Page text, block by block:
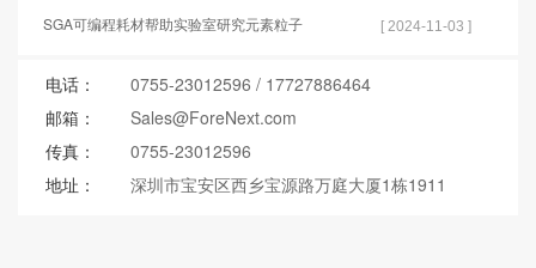
SGA可编程耗材帮助实验室研究元素粒子 [ 2024-11-03 ]
电话： 0755-23012596 / 17727886464
邮箱：
Sales@ForeNext.com
传真：
0755-23012596
地址：
深圳市宝安区西乡宝源路万庭大厦1栋1911